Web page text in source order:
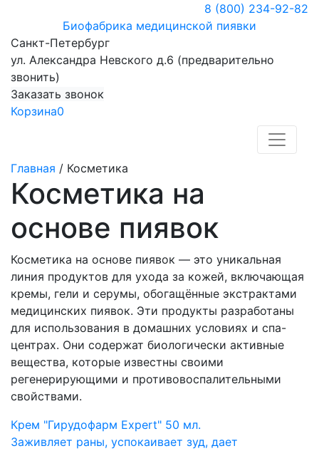
8 (800) 234-92-82
Биофабрика медицинской пиявки
Санкт-Петербург
ул. Александра Невского д.6 (предварительно
звонить)
Заказать звонок
Корзина0
Главная / Косметика
Косметика на
основе пиявок
Косметика на основе пиявок — это уникальная
линия продуктов для ухода за кожей, включающая
кремы, гели и серумы, обогащённые экстрактами
медицинских пиявок. Эти продукты разработаны
для использования в домашних условиях и спа-
центрах. Они содержат биологически активные
вещества, которые известны своими
регенерирующими и противовоспалительными
свойствами.
Крем "Гирудофарм Еxpert" 50 мл.
Заживляет раны, успокаивает зуд, дает